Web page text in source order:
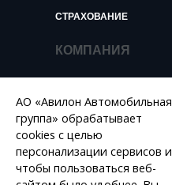
СТРАХОВАНИЕ
КОМПАНИЯ
НОВОСТИ И ОБЗОРЫ
КОНТАКТЫ
ВАКАНСИИ
АО «Авилон Автомобильная
группа» обрабатывает
cookies с целью
персонализации сервисов и
чтобы пользоваться веб-